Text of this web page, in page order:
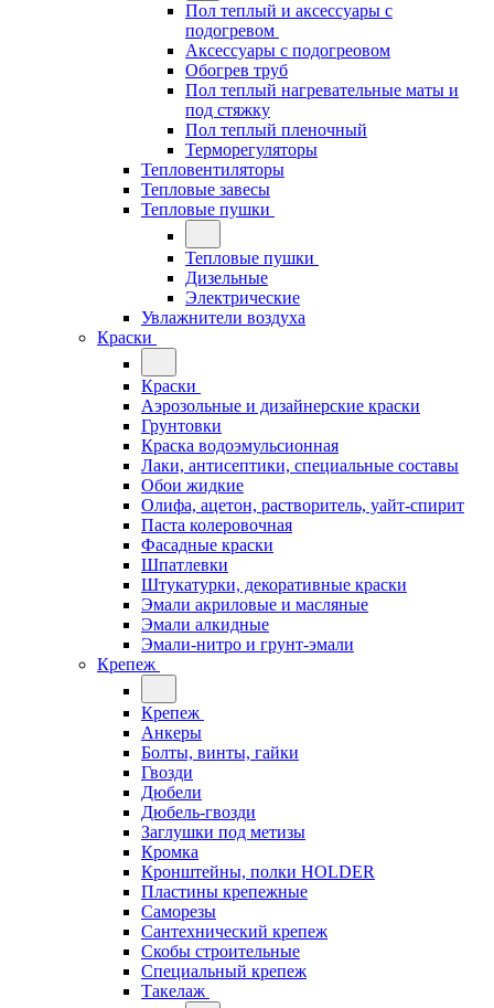
Пол теплый и аксессуары с
подогревом
Аксессуары с подогреовом
Обогрев труб
Пол теплый нагревательные маты и
под стяжку
Пол теплый пленочный
Терморегуляторы
Тепловентиляторы
Тепловые завесы
Тепловые пушки
Тепловые пушки
Дизельные
Электрические
Увлажнители воздуха
Краски
Краски
Аэрозольные и дизайнерские краски
Грунтовки
Краска водоэмульсионная
Лаки, антисептики, специальные составы
Обои жидкие
Олифа, ацетон, растворитель, уайт-спирит
Паста колеровочная
Фасадные краски
Шпатлевки
Штукатурки, декоративные краски
Эмали акриловые и масляные
Эмали алкидные
Эмали-нитро и грунт-эмали
Крепеж
Крепеж
Анкеры
Болты, винты, гайки
Гвозди
Дюбели
Дюбель-гвозди
Заглушки под метизы
Кромка
Кронштейны, полки НОLDER
Пластины крепежные
Саморезы
Сантехнический крепеж
Скобы строительные
Специальный крепеж
Такелаж